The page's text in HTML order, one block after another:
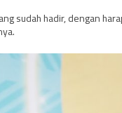
sudah hadir, dengan